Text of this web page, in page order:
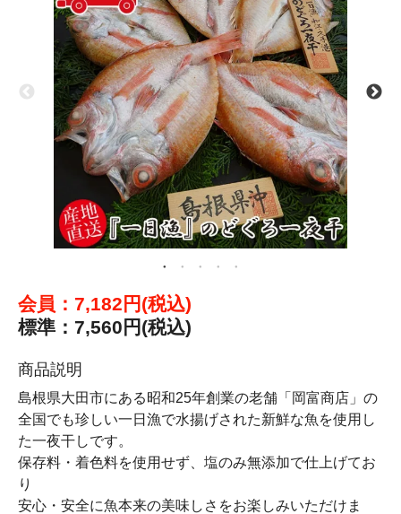
会員：7,182円(税込)
標準：7,560円(税込)
商品説明
島根県大田市にある昭和25年創業の老舗「岡富商店」の
全国でも珍しい一日漁で水揚げされた新鮮な魚を使用し
た一夜干しです。
保存料・着色料を使用せず、塩のみ無添加で仕上げてお
り
安心・安全に魚本来の美味しさをお楽しみいただけま